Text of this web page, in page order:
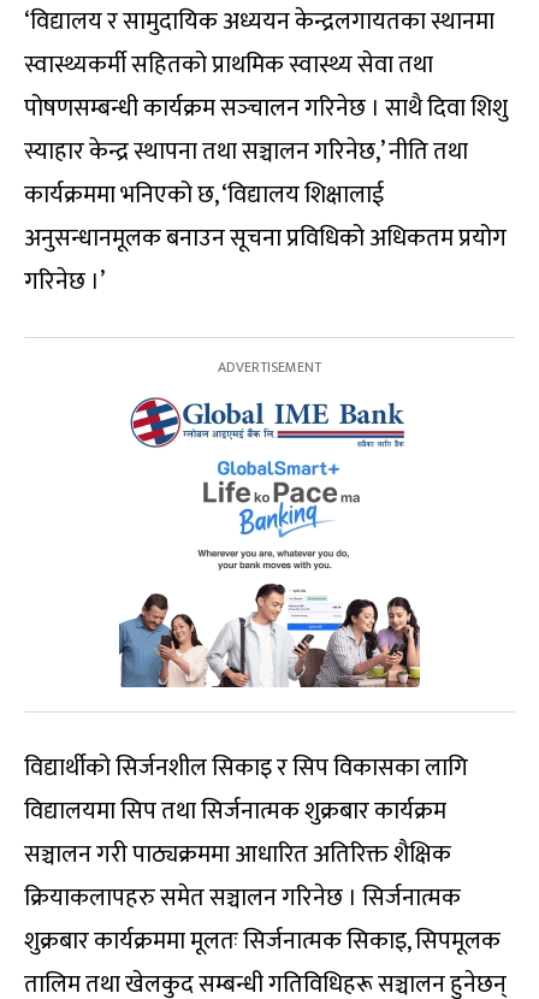
‘विद्यालय र सामुदायिक अध्ययन केन्द्रलगायतका स्थानमा
स्वास्थ्यकर्मी सहितको प्राथमिक स्वास्थ्य सेवा तथा
पोषणसम्बन्धी कार्यक्रम सञ्‍चालन गरिनेछ । साथै दिवा शिशु
स्याहार केन्द्र स्थापना तथा सञ्चालन गरिनेछ,’ नीति तथा
कार्यक्रममा भनिएको छ, ‘विद्यालय शिक्षालाई
अनुसन्धानमूलक बनाउन सूचना प्रविधिको अधिकतम प्रयोग
गरिनेछ ।’
विद्यार्थीको सिर्जनशील सिकाइ र सिप विकासका लागि
विद्यालयमा सिप तथा सिर्जनात्मक शुक्रबार कार्यक्रम
सञ्चालन गरी पाठ्यक्रममा आधारित अतिरिक्त शैक्षिक
क्रियाकलापहरु समेत सञ्चालन गरिनेछ । सिर्जनात्मक
शुक्रबार कार्यक्रममा मूलतः सिर्जनात्मक सिकाइ, सिपमूलक
तालिम तथा खेलकुद सम्बन्धी गतिविधिहरू सञ्चालन हुनेछन्